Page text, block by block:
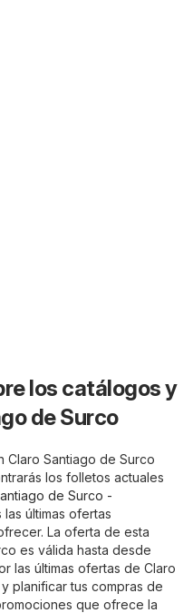
los catálogos y
de Surco
Claro Santiago de Surco
los folletos actuales
de Surco -
las últimas ofertas
La oferta de esta
es válida hasta desde
las últimas ofertas de Claro
planificar tus compras de
que ofrece la